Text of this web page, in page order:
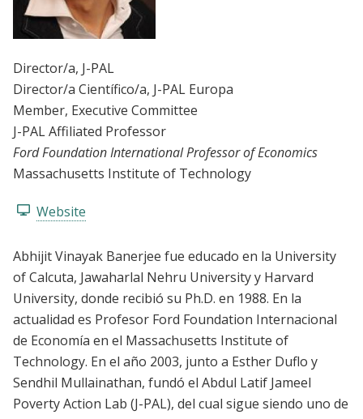
Director/a, J-PAL
Director/a Científico/a, J-PAL Europa
Member, Executive Committee
J-PAL Affiliated Professor
Ford Foundation International Professor of Economics
Massachusetts Institute of Technology
Website
Abhijit Vinayak Banerjee fue educado en la University
of Calcuta, Jawaharlal Nehru University y Harvard
University, donde recibió su Ph.D. en 1988. En la
actualidad es Profesor Ford Foundation Internacional
de Economía en el Massachusetts Institute of
Technology. En el año 2003, junto a Esther Duflo y
Sendhil Mullainathan, fundó el Abdul Latif Jameel
Poverty Action Lab (J-PAL), del cual sigue siendo uno de